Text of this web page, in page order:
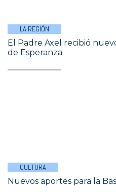
LA REGIÓN
El Padre Axel recibió
de Esperanza
CULTURA
Nuevos aportes para la